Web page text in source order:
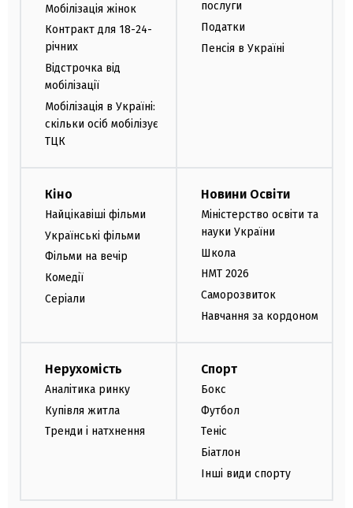
Мобілізація жінок
Контракт для 18-24-
річних
Відстрочка від
мобілізації
Мобілізація в Україні:
скільки осіб мобілізує
ТЦК
послуги
Податки
Пенсія в Україні
Кіно
Найцікавіші фільми
Українські фільми
Фільми на вечір
Комедії
Серіали
Новини Освіти
Міністерство освіти та
науки України
Школа
НМТ 2026
Саморозвиток
Навчання за кордоном
Нерухомість
Аналітика ринку
Купівля житла
Тренди і натхнення
Спорт
Бокс
Футбол
Теніс
Біатлон
Інші види спорту